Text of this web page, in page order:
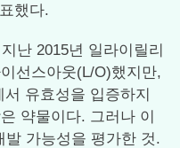
했다.
난 2015년 일라이릴리
선스아웃(L/O)했지만,
유효성을 입증하지
약물이다. 그러나 이
가능성을 평가한 것.